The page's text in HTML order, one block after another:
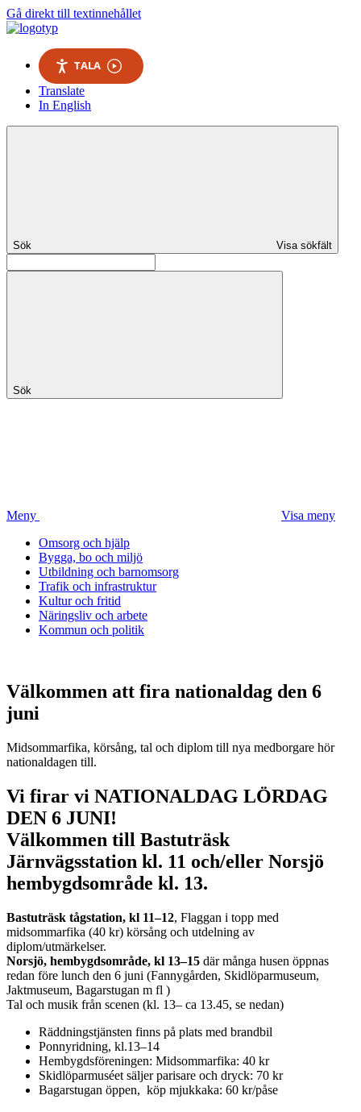
Gå direkt till textinnehållet
TALA
Translate
In English
Sök Visa sökfält
Sök
Meny
Visa meny
Omsorg och hjälp
Bygga, bo och miljö
Utbildning och barnomsorg
Trafik och infrastruktur
Kultur och fritid
Näringsliv och arbete
Kommun och politik
Välkommen att fira nationaldag den 6
juni
Midsommarfika, körsång, tal och diplom till nya medborgare hör
nationaldagen till.
Vi firar vi NATIONALDAG LÖRDAG
DEN 6 JUNI!
Välkommen till Bastuträsk
Järnvägsstation kl. 11 och/eller Norsjö
hembygdsområde kl. 13.
Bastuträsk tågstation, kl 11–12, Flaggan i topp med
midsommarfika (40 kr) körsång och utdelning av
diplom/utmärkelser.
Norsjö, hembygdsområde, kl 13–15 där många husen öppnas
redan före lunch den 6 juni (Fannygården, Skidlöparmuseum,
Jaktmuseum, Bagarstugan m fl )
Tal och musik från scenen (kl. 13– ca 13.45, se nedan)
Räddningstjänsten finns på plats med brandbil
Ponnyridning, kl.13–14
Hembygdsföreningen: Midsommarfika: 40 kr
Skidlöparmuséet säljer parisare och dryck: 70 kr
Bagarstugan öppen, köp mjukkaka: 60 kr/påse